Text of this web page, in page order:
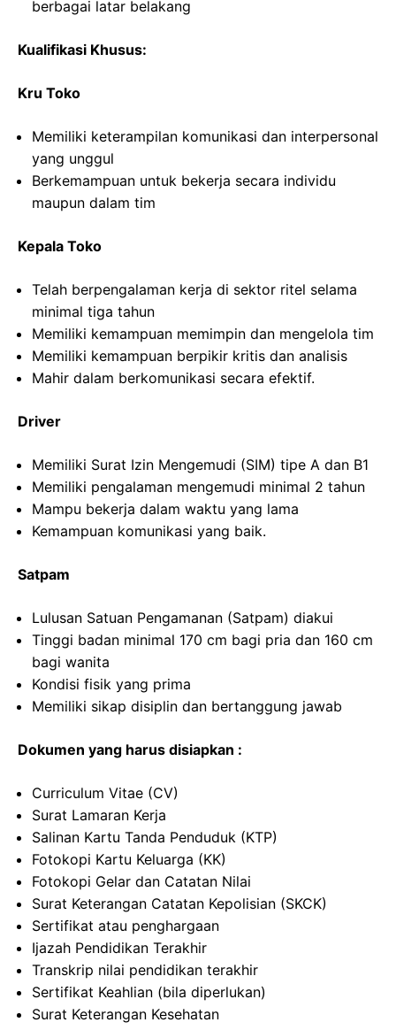
berbagai latar belakang
Kualifikasi Khusus:
Kru Toko
Memiliki keterampilan komunikasi dan interpersonal
yang unggul
Berkemampuan untuk bekerja secara individu
maupun dalam tim
Kepala Toko
Telah berpengalaman kerja di sektor ritel selama
minimal tiga tahun
Memiliki kemampuan memimpin dan mengelola tim
Memiliki kemampuan berpikir kritis dan analisis
Mahir dalam berkomunikasi secara efektif.
Driver
Memiliki Surat Izin Mengemudi (SIM) tipe A dan B1
Memiliki pengalaman mengemudi minimal 2 tahun
Mampu bekerja dalam waktu yang lama
Kemampuan komunikasi yang baik.
Satpam
Lulusan Satuan Pengamanan (Satpam) diakui
Tinggi badan minimal 170 cm bagi pria dan 160 cm
bagi wanita
Kondisi fisik yang prima
Memiliki sikap disiplin dan bertanggung jawab
Dokumen yang harus disiapkan :
Curriculum Vitae (CV)
Surat Lamaran Kerja
Salinan Kartu Tanda Penduduk (KTP)
Fotokopi Kartu Keluarga (KK)
Fotokopi Gelar dan Catatan Nilai
Surat Keterangan Catatan Kepolisian (SKCK)
Sertifikat atau penghargaan
Ijazah Pendidikan Terakhir
Transkrip nilai pendidikan terakhir
Sertifikat Keahlian (bila diperlukan)
Surat Keterangan Kesehatan